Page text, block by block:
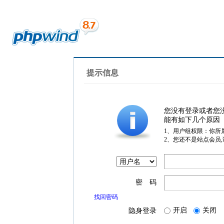
提示信息
您没有登录或者您
能有如下几个原因
1、用户组权限：你所
2、您还不是站点会员
密 码
找回密码
隐身登录 开启 关闭